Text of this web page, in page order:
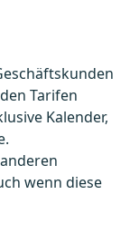
Tarifen
Kalender,
wenn diese